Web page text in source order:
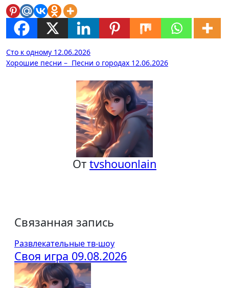
Навигация
по
Сто к одному 12.06.2026
Хорошие песни – Песни о городах 12.06.2026
От tvshouonlain
Связанная запись
Развлекательные тв-шоу
Своя игра 09.08.2026